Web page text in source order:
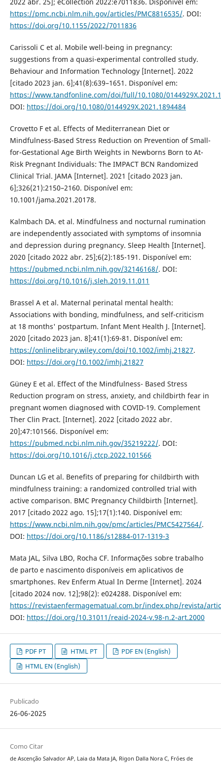
https://pmc.ncbi.nlm.nih.gov/articles/PMC8816535/. DOI:
https://doi.org/10.1155/2022/7011836
Carissoli C et al. Mobile well-being in pregnancy:
suggestions from a quasi-experimental controlled study.
Behaviour and Information Technology [Internet]. 2022
[citado 2023 jan. 6];41(8):639–1651. Disponível em:
https://www.tandfonline.com/doi/full/10.1080/
DOI: https://doi.org/10.1080/0144929X.2021.1894484
Crovetto F et al. Effects of Mediterranean Diet or
Mindfulness-Based Stress Reduction on Prevention of Small-
for-Gestational Age Birth Weights in Newborns Born to At-
Risk Pregnant Individuals: The IMPACT BCN Randomized
Clinical Trial. JAMA [Internet]. 2021 [citado 2023 jan.
6];326(21):2150–2160. Disponível em:
10.1001/jama.2021.20178.
Kalmbach DA. et al. Mindfulness and nocturnal rumination
are independently associated with symptoms of insomnia
and depression during pregnancy. Sleep Health [Internet].
2020 [citado 2022 abr. 25];6(2):185-191. Disponível em:
https://pubmed.ncbi.nlm.nih.gov/32146168/. DOI:
https://doi.org/10.1016/j.sleh.2019.11.011
Brassel A et al. Maternal perinatal mental health:
Associations with bonding, mindfulness, and self-criticism
at 18 months' postpartum. Infant Ment Health J. [Internet].
2020 [citado 2023 jan. 8];41(1):69-81. Disponível em:
https://onlinelibrary.wiley.com/doi/10.1002/imhj.21827.
DOI: https://doi.org/10.1002/imhj.21827
Güney E et al. Effect of the Mindfulness- Based Stress
Reduction program on stress, anxiety, and childbirth fear in
pregnant women diagnosed with COVID-19. Complement
Ther Clin Pract. [Internet]. 2022 [citado 2022 abr.
20];47:101566. Disponível em:
https://pubmed.ncbi.nlm.nih.gov/35219222/. DOI:
https://doi.org/10.1016/j.ctcp.2022.101566
Duncan LG et al. Benefits of preparing for childbirth with
mindfulness training: a randomized controlled trial with
active comparison. BMC Pregnancy Childbirth [Internet].
2017 [citado 2022 ago. 15];17(1):140. Disponível em:
https://www.ncbi.nlm.nih.gov/pmc/articles/PMC5427564/.
DOI: https://doi.org/10.1186/s12884-017-1319-3
Mata JAL, Silva LBO, Rocha CF. Informações sobre trabalho
de parto e nascimento disponíveis em aplicativos de
smartphones. Rev Enferm Atual In Derme [Internet]. 2024
[citado 2024 nov. 12];98(2): e024288. Disponível em:
https://revistaenfermagematual.com.br/index.php/revista/
DOI: https://doi.org/10.31011/reaid-2024-v.98-n.2-art.2000
PDF PT HTML PT
PDF EN (English)
HTML EN (English)
Publicado
26-06-2025
Como Citar
de Ascenção Salvador AP, Laia da Mata JA, Rigon Dalla Nora C, Fróes de